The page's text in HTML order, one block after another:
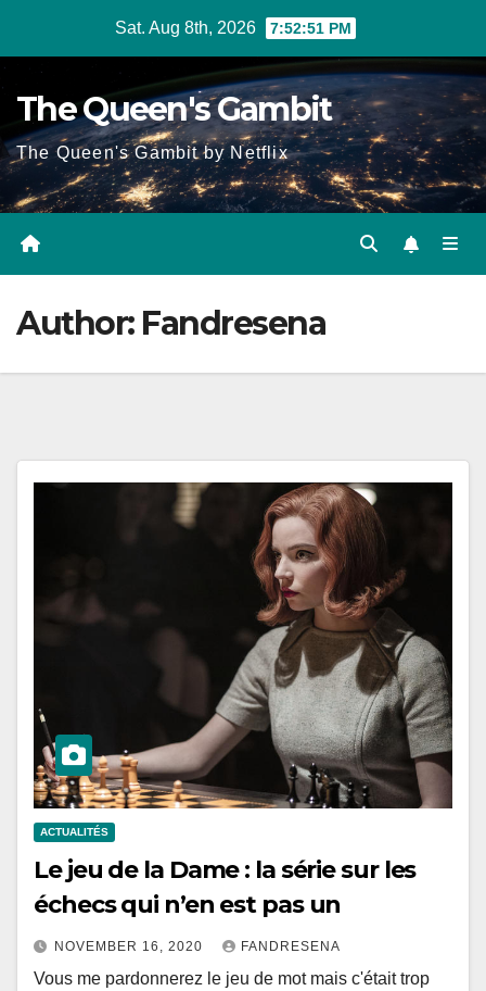
Sat. Aug 8th, 2026 7:52:52 PM
The Queen's Gambit
The Queen's Gambit by Netflix
Author: Fandresena
ACTUALITÉS
Le jeu de la Dame : la série sur les
échecs qui n’en est pas un
NOVEMBER 16, 2020 FANDRESENA
Vous me pardonnerez le jeu de mot mais c'était trop